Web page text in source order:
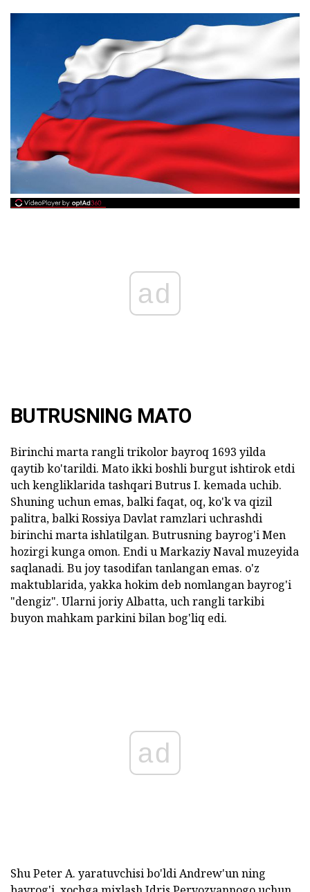
ad
BUTRUSNING MATO
Birinchi marta rangli trikolor bayroq 1693 yilda
qaytib ko'tarildi. Mato ikki boshli burgut ishtirok etdi
uch kengliklarida tashqari Butrus I. kemada uchib.
Shuning uchun emas, balki faqat, oq, ko'k va qizil
palitra, balki Rossiya Davlat ramzlari uchrashdi
birinchi marta ishlatilgan. Butrusning bayrog'i Men
hozirgi kunga omon. Endi u Markaziy Naval muzeyida
saqlanadi. Bu joy tasodifan tanlangan emas. o'z
maktublarida, yakka hokim deb nomlangan bayrog'i
"dengiz". Ularni joriy Albatta, uch rangli tarkibi
buyon mahkam parkini bilan bog'liq edi.
ad
Shu Peter A. yaratuvchisi bo'ldi Andrew'un ning